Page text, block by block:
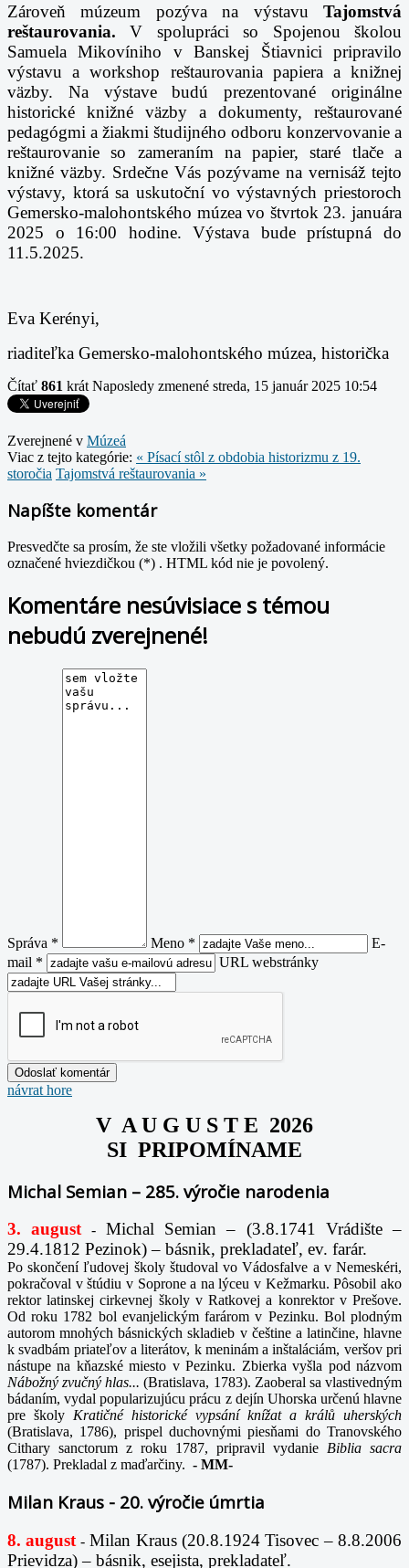
Zároveň múzeum pozýva na výstavu Tajomstvá
reštaurovania. V spolupráci so Spojenou školou
Samuela Mikovíniho v Banskej Štiavnici pripravilo
výstavu a workshop reštaurovania papiera a knižnej
väzby. Na výstave budú prezentované originálne
historické knižné väzby a dokumenty, reštaurované
pedagógmi a žiakmi študijného odboru konzervovanie a
reštaurovanie so zameraním na papier, staré tlače a
knižné väzby. Srdečne Vás pozývame na vernisáž tejto
výstavy, ktorá sa uskutoční vo výstavných priestoroch
Gemersko-malohontského múzea vo štvrtok 23. januára
2025 o 16:00 hodine. Výstava bude prístupná do
11.5.2025.
Eva Kerényi,
riaditeľka Gemersko-malohontského múzea, historička
Čítať 861 krát Naposledy zmenené streda, 15 január 2025 10:54
Zverejnené v Múzeá
Viac z tejto kategórie: « Písací stôl z obdobia historizmu z 19.
storočia Tajomstvá reštaurovania »
Napíšte komentár
Presvedčte sa prosím, že ste vložili všetky požadované informácie
označené hviezdičkou (*) . HTML kód nie je povolený.
Komentáre nesúvisiace s témou
nebudú zverejnené!
Správa * Meno *
E-
mail *
URL webstránky
návrat hore
V A U G U S T E 2026
SI PRIPOMÍNAME
Michal Semian – 285. výročie narodenia
3. august -Michal Semian – (3.8.1741 Vrádište –
29.4.1812 Pezinok) – básnik, prekladateľ, ev. farár.
Po skončení ľudovej školy študoval vo Vádosfalve a v Nemeskéri,
pokračoval v štúdiu v Soprone a na lýceu v Kežmarku. Pôsobil ako
rektor latinskej cirkevnej školy v Ratkovej a konrektor v Prešove.
Od roku 1782 bol evanjelickým farárom v Pezinku. Bol plodným
autorom mnohých básnických skladieb v češtine a latinčine, hlavne
k svadbám priateľov a literátov, k meninám a inštaláciám, veršov pri
nástupe na kňazské miesto v Pezinku. Zbierka vyšla pod názvom
Nábožný zvučný hlas...(Bratislava, 1783). Zaoberal sa vlastivedným
bádaním, vydal popularizujúcu prácu z dejín Uhorska určenú hlavne
pre školy Kratičné historické vypsání knížat a králů uherských
(Bratislava, 1786), prispel duchovnými piesňami do Tranovského
Cithary sanctorum z roku 1787, pripravil vydanie Biblia sacra
(1787). Prekladal z maďarčiny. - MM-
Milan Kraus - 20. výročie úmrtia
8. august -Milan Kraus (20.8.1924 Tisovec – 8.8.2006
Prievidza) – básnik, esejista, prekladateľ.